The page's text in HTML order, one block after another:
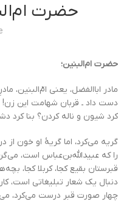
حضرت
حضرت ام‌البنین؛
مادر اباالفضل، یعنی امّ‌البنین،
دست داد ـ قربان شهامت این زن!
کرد شیون و ناله کردن؟ بنا کرد
گریه می‌کرد، اما گریۀ او خون از
را که عبیدالله‌بن‌عباس است،
قبرستان بقیع کجا، کربلا کجا،
دنبال یک شعار تبلیغاتی است،
چهار صورت قبر درست می‌کرد،